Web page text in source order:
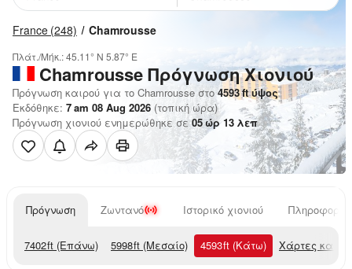
France (248) Chamrousse
Πλάτ./Μήκ.:45.11° N 5.87° E
ChamrousseΠρόγνωση Χιονιού
Πρόγνωση καιρού για το Chamrousse στο 4593ftύψος
Εκδόθηκε: 7 am 08 Aug 2026 (τοπική ώρα)
Πρόγνωση χιονιού ενημερώθηκε σε05ώρ13 λεπ
Πρόγνωση Ζωντανό Ιστορικό χιονιού
7402ft (Επάνω) 5998ft (Μεσαίο) 4593ft (Κάτω) Χάρτες